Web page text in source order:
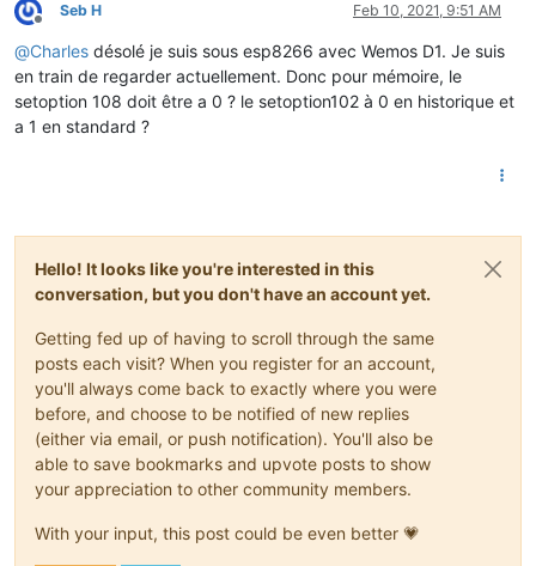
Offline
Seb H Feb 10, 2021, 9:51 AM
@Charles désolé je suis sous esp8266 avec Wemos D1. Je suis
en train de regarder actuellement. Donc pour mémoire, le
setoption 108 doit être a 0 ? le setoption102 à 0 en historique et
a 1 en standard ?
Hello! It looks like you're interested in this
conversation, but you don't have an account yet.
Getting fed up of having to scroll through the same
posts each visit? When you register for an account,
you'll always come back to exactly where you were
before, and choose to be notified of new replies
(either via email, or push notification). You'll also be
able to save bookmarks and upvote posts to show
your appreciation to other community members.
With your input, this post could be even better 💗